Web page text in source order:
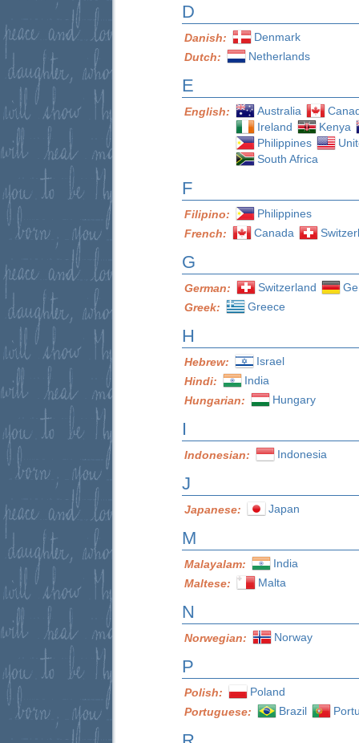
D
Danish:
Denmark
Dutch:
Netherlands
E
English: Australia
Ireland
Kenya
Philippines
South Africa
F
Filipino:
Philippines
French:
Canada
G
German: Switzerland
Greek:
Greece
H
Hebrew:
Israel
Hindi:
India
Hungarian:
Hungary
I
Indonesian: Indonesia
J
Japanese: Japan
M
Malayalam:
India
Maltese:
Malta
N
Norwegian: Norway
P
Polish:
Poland
Portuguese:
Brazil